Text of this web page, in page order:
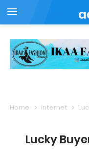
Home internet
Lucky